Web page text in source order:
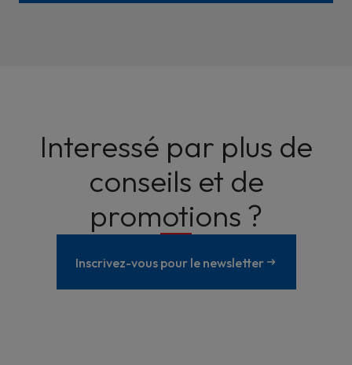
Interessé par plus de
conseils et de
promotions ?
Inscrivez-vous pour le newsletter